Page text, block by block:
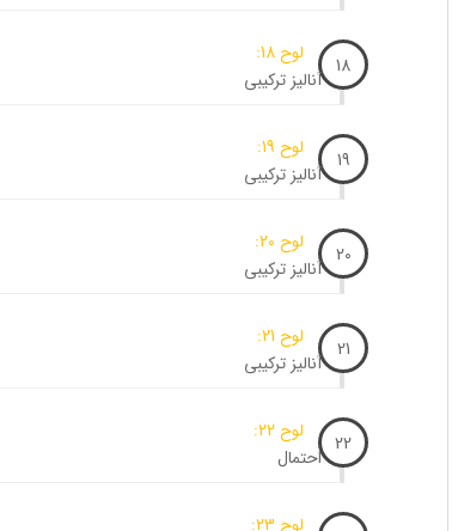
18
لوح 18:
آنالیز ترکیبی
19
لوح 19:
آنالیز ترکیبی
20
لوح 20:
آنالیز ترکیبی
21
لوح 21:
آنالیز ترکیبی
22
لوح 22:
احتمال
لوح 23: